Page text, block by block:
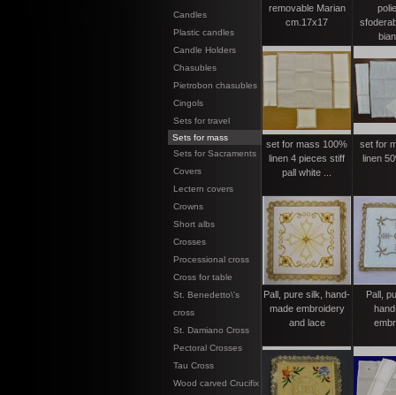
Candles
Plastic candles
Candle Holders
Chasubles
Pietrobon chasubles
Cingols
Sets for travel
Sets for mass
Sets for Sacraments
Covers
Lectern covers
Crowns
Short albs
Crosses
Processional cross
Cross for table
St. Benedetto\'s
cross
St. Damiano Cross
Pectoral Crosses
Tau Cross
Wood carved Crucifix
removable Marian
cm.17x17
set for mass 100%
linen 4 pieces stiff
pall white ...
set for
linen
Pall, pure silk, hand-
made embroidery
and lace
Pall,